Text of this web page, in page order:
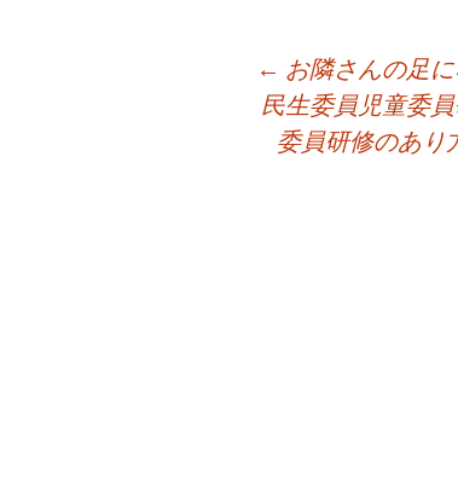
← お隣さんの足
民生委員児童委
委員研修のあり